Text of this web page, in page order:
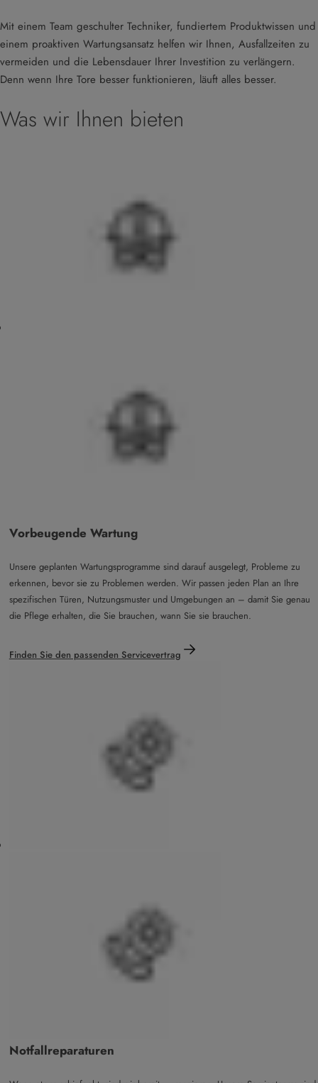
Mit einem Team geschulter Techniker, fundiertem Produktwissen und
einem proaktiven Wartungsansatz helfen wir Ihnen, Ausfallzeiten zu
vermeiden und die Lebensdauer Ihrer Investition zu verlängern.
Denn wenn Ihre Tore besser funktionieren, läuft alles besser.
Was wir Ihnen bieten
Vorbeugende Wartung
Unsere geplanten Wartungsprogramme sind darauf ausgelegt, Probleme zu
erkennen, bevor sie zu Problemen werden. Wir passen jeden Plan an Ihre
spezifischen Türen, Nutzungsmuster und Umgebungen an – damit Sie genau
die Pflege erhalten, die Sie brauchen, wann Sie sie brauchen.
Finden Sie den passenden Servicevertrag
Notfallreparaturen